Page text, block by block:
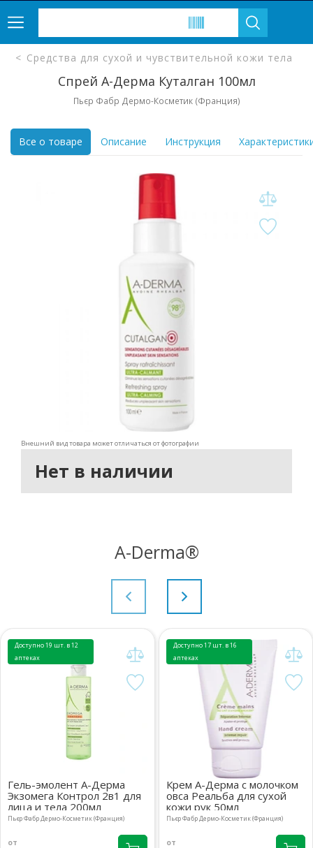
Средства для сухой и чувствительной кожи тела
Спрей А-Дерма Куталган 100мл
Пьєр Фабр Дермо-Косметик (Франция)
Все о товаре Описание Инструкция
Внешний вид товара может отличаться от фотографии
Нет в наличии
A-Derma®
Доступно 19 шт. в 12
аптеках
Гель-эмолент А-Дерма
Экзомега Контрол 2в1 для
лица и тела 200мл
Пьєр Фабр Дермо-Косметик (Франция)
от
Доступно 17 шт. в 16
аптеках
Крем А-Дерма с молочком
овса Реальба для сухой
кожи рук 50мл
Пьєр Фабр Дермо-Косметик (Франция)
от